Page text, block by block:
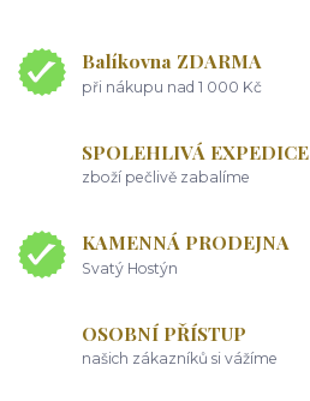
Balíkovna ZDARMA
při nákupu nad 1 000 Kč
SPOLEHLIVÁ EXPEDICE
zboží pečlivě zabalíme
KAMENNÁ PRODEJNA
Svatý Hostýn
OSOBNÍ PŘÍSTUP
našich zákazníků si vážíme